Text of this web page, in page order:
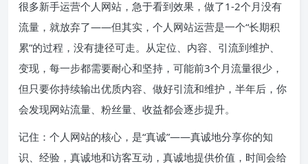
很多新手运营个人网站，急于看到效果，做了1-2个月没有
流量，就放弃了——但其实，个人网站运营是一个“长期积
累”的过程，没有捷径可走。从定位、内容、引流到维护、
变现，每一步都需要耐心和坚持，可能前3个月流量很少，
但只要你持续输出优质内容、做好引流和维护，半年后，你
会发现网站流量、粉丝量、收益都会逐步提升。
记住：个人网站的核心，是“真诚”——真诚地分享你的知
识、经验，真诚地和访客互动，真诚地提供价值，时间会给